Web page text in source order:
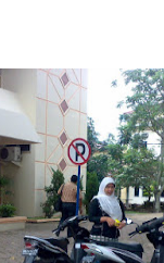
kelas C
dari debian 10